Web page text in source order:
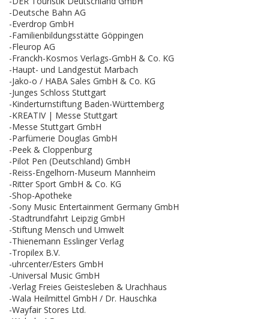
-Deutsche Bahn AG
-Everdrop GmbH
-Familienbildungsstätte Göppingen
-Fleurop AG
-Franckh-Kosmos Verlags-GmbH & Co. KG
-Haupt- und Landgestüt Marbach
-Jako-o / HABA Sales GmbH & Co. KG
-Junges Schloss Stuttgart
-Kinderturnstiftung Baden-Württemberg
-KREATIV | Messe Stuttgart
-Messe Stuttgart GmbH
-Parfümerie Douglas GmbH
-Peek & Cloppenburg
-Pilot Pen (Deutschland) GmbH
-Reiss-Engelhorn-Museum Mannheim
-Ritter Sport GmbH & Co. KG
-Shop-Apotheke
-Sony Music Entertainment Germany GmbH
-Stadtrundfahrt Leipzig GmbH
-Stiftung Mensch und Umwelt
-Thienemann Esslinger Verlag
-Tropilex B.V.
-uhrcenter/Esters GmbH
-Universal Music GmbH
-Verlag Freies Geistesleben & Urachhaus
-Wala Heilmittel GmbH / Dr. Hauschka
-Wayfair Stores Ltd.